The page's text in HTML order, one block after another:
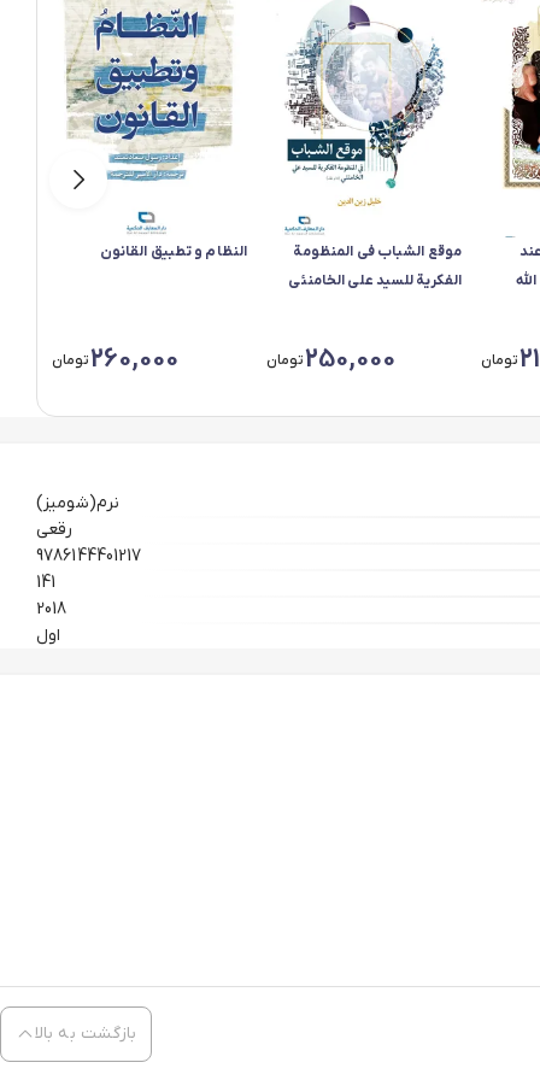
تومان
موقع الشباب فی المنظومة
الفکریة للسید علی الخامنئی
250,000تومان
النظام و تطبیق القانون
260,000تومان
نرم(شومیز)
رقعی
9786144401217
141
2018
اول
بازگشت به بالا